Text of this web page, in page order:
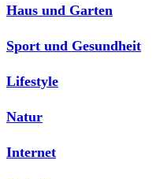
Haus und Garten
Sport und Gesundheit
Lifestyle
Natur
Internet